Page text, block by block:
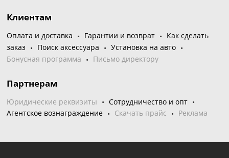
Клиентам
Оплата и доставка Гарантии и возврат
Как сделать
заказ
Поиск аксессуара
Установка на авто
Бонусная программа
Письмо директору
Партнерам
Юридические реквизиты
Сотрудничество и опт
Агентское вознаграждение
Скачать прайс Реклама